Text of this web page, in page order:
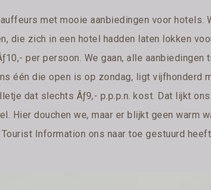
met mooie aanbiedingen voor hotels.
die zich in een hotel hadden laten lokken
per persoon. We gaan, alle aanbiedingen
één die open is op zondag, ligt vijfhonderd
dat slechts Âƒ9,- p.p.p.n. kost. Dat lijkt
Hier douchen we, maar er blijkt geen warm
Information ons naar toe gestuurd